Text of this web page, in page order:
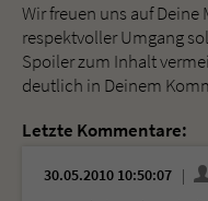
Wir freuen uns auf
respektvoller Umgang
Spoiler zum Inhalt
deutlich in Deinem
Letzte Kommentare:
30.05.2010 10:50:07